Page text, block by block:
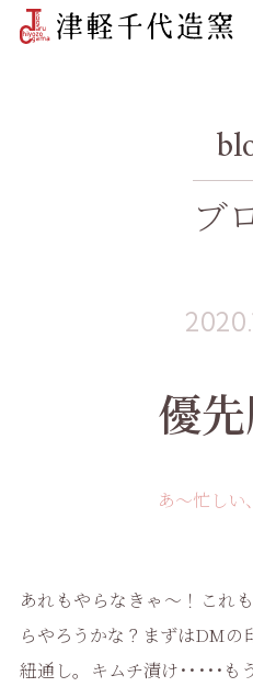
ブ
優
あ〜忙しい
あれもやらなきゃ～！これ
らやろうかな？まずはDMの
紐通し。キムチ漬け･････も